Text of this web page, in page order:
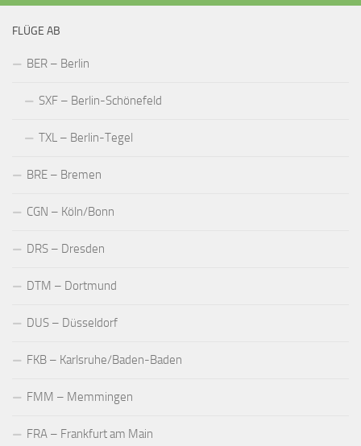
FLÜGE AB
BER – Berlin
SXF – Berlin-Schönefeld
TXL – Berlin-Tegel
BRE – Bremen
CGN – Köln/Bonn
DRS – Dresden
DTM – Dortmund
DUS – Düsseldorf
FKB – Karlsruhe/Baden-Baden
FMM – Memmingen
FRA – Frankfurt am Main